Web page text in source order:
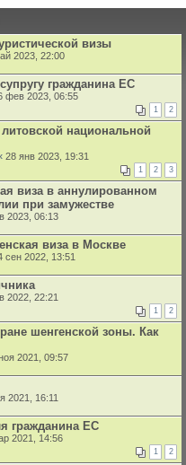
визы
2023, 22:00
гражданина ЕС
фев 2023, 06:55
1 2
национальной
28 янв 2023, 19:31
1 2 3
виза в аннулированном
при замужестве
2023, 06:13
виза в Москве
сен 2022, 13:51
2022, 22:21
1 2
шенгенской зоны. Как
2021, 09:57
2021, 16:11
гражданина ЕС
2021, 14:56
1 2